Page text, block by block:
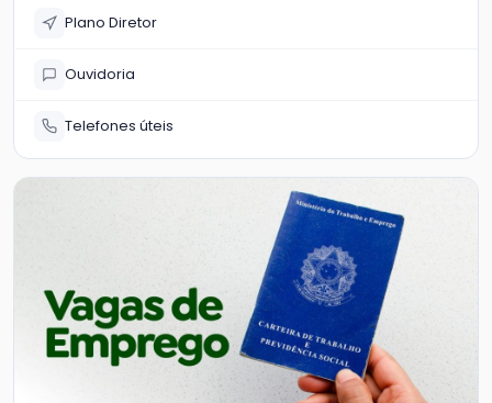
Plano Diretor
Ouvidoria
Telefones úteis